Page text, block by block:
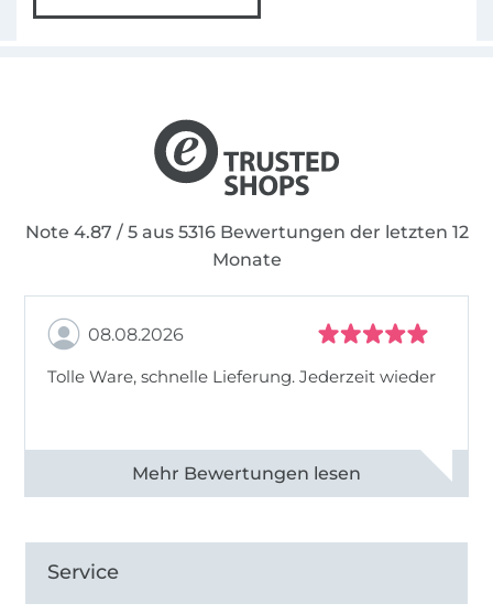
Note 4.87 / 5 aus 5316 Bewertungen der letzten 12
Monate
08.08.2026
Tolle Ware, schnelle Lieferung. Jederzeit wieder
Alle 83013 Bewertungen ansehen
Service